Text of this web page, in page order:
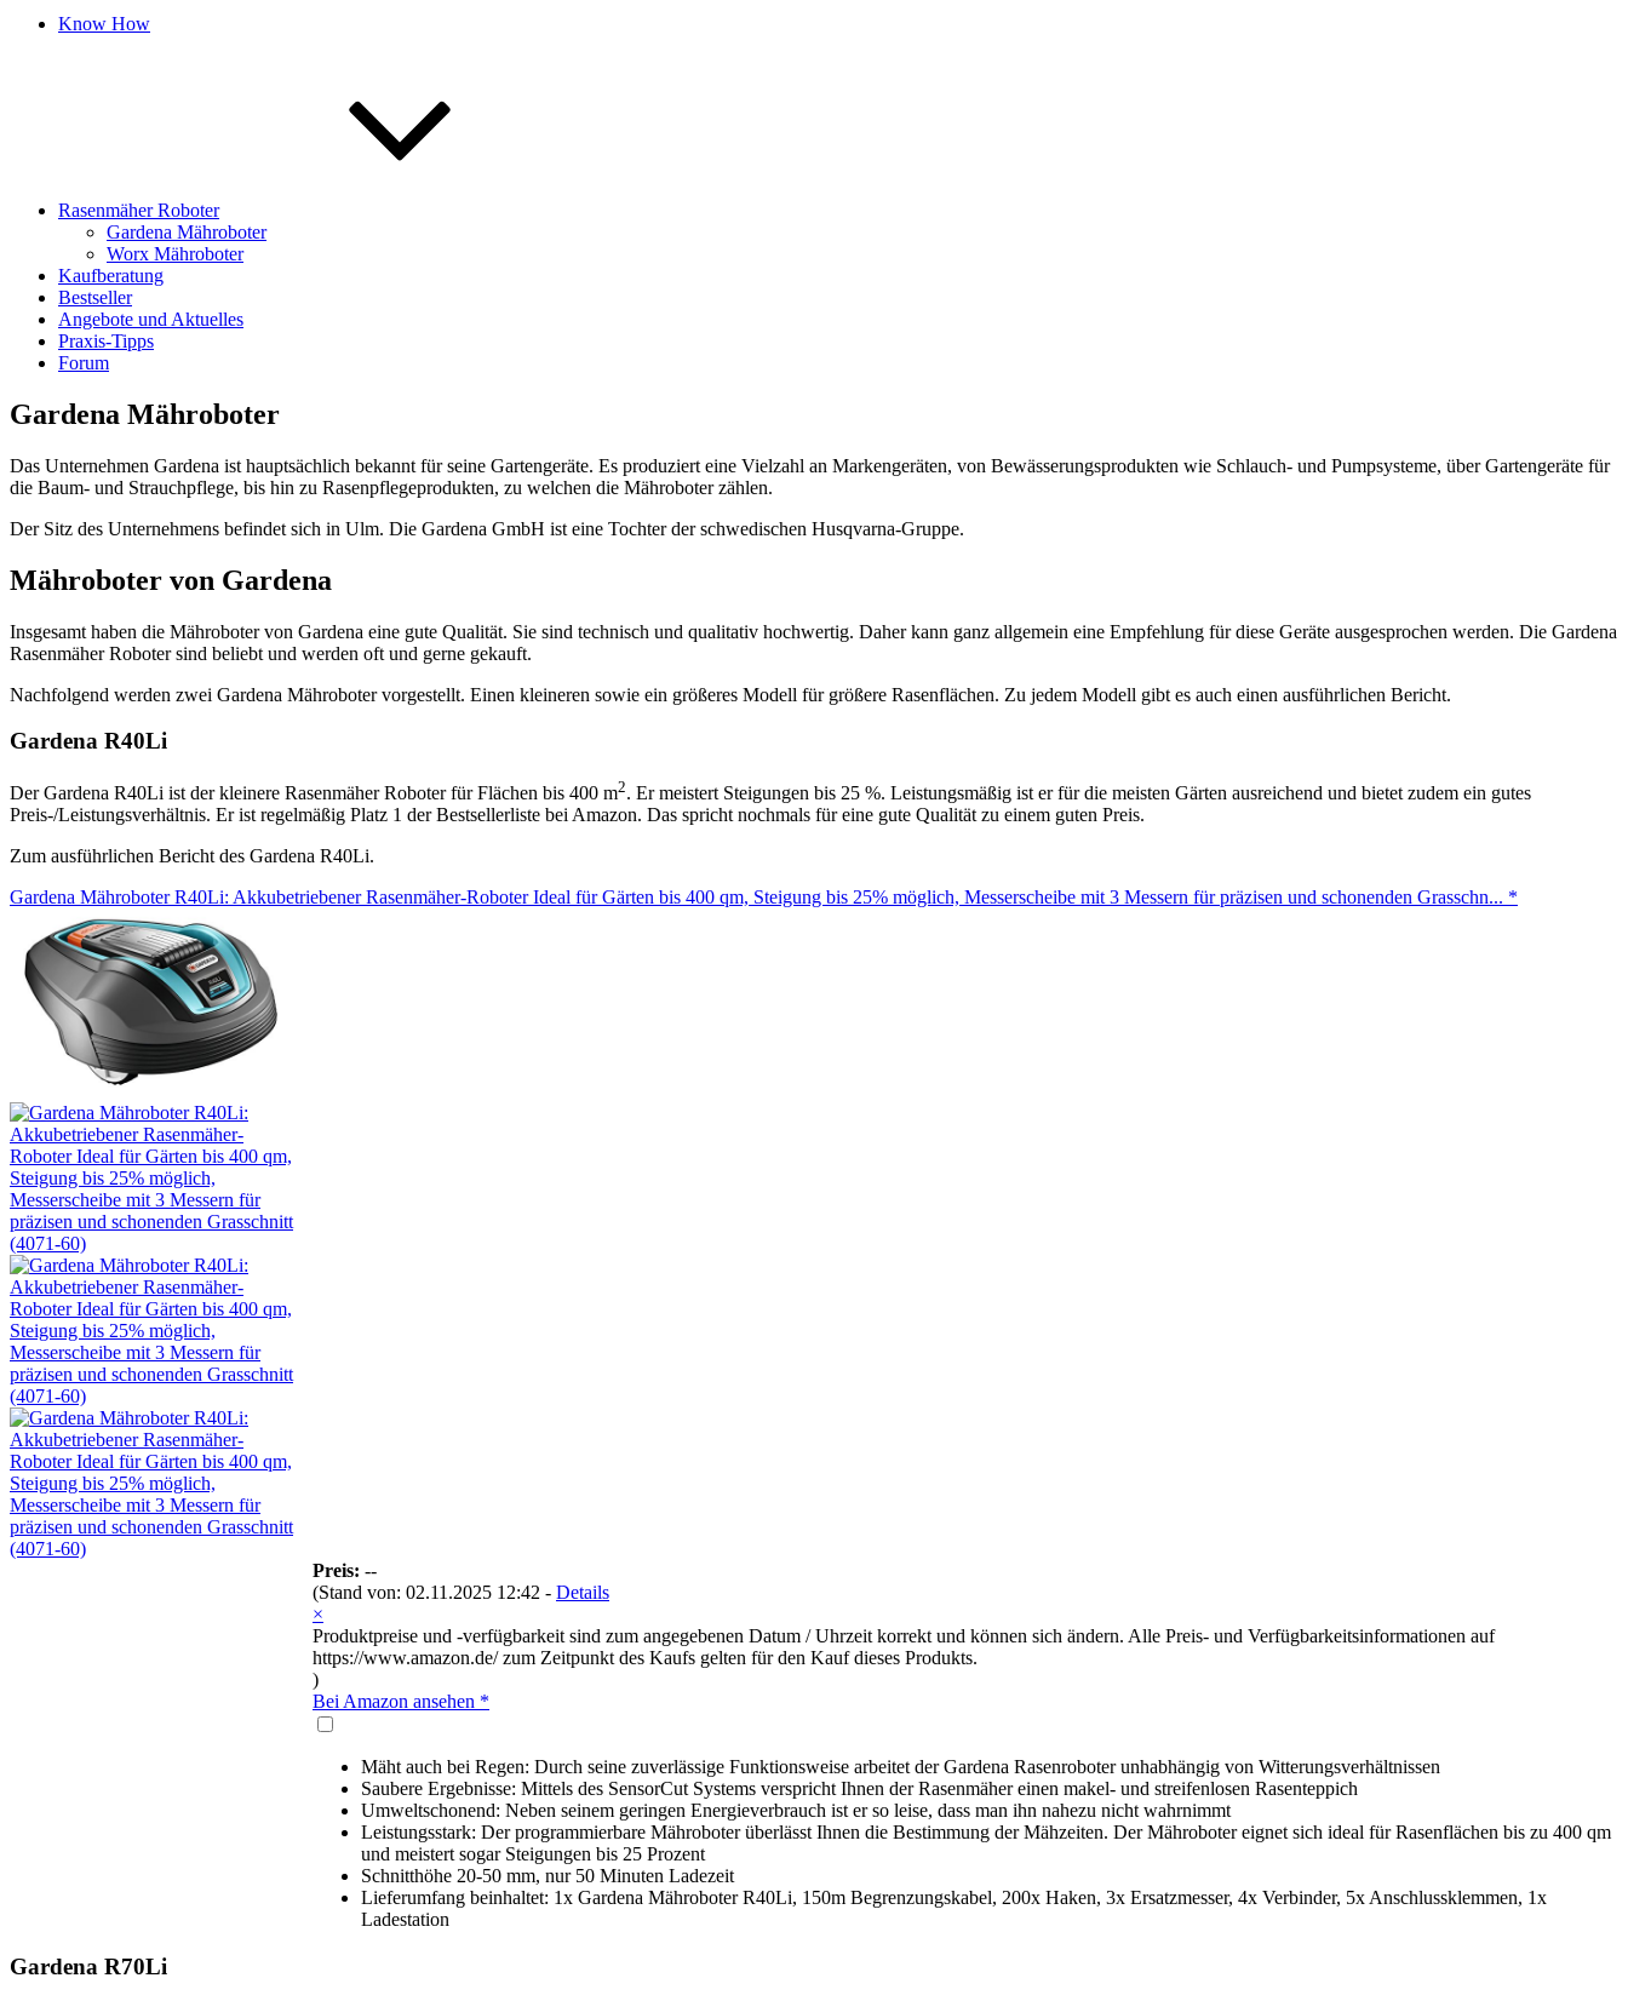
Know How
Rasenmäher Roboter
Gardena Mähroboter
Worx Mähroboter
Kaufberatung
Bestseller
Angebote und Aktuelles
Praxis-Tipps
Forum
Gardena Mähroboter
Das Unternehmen Gardena ist hauptsächlich bekannt für seine Gartengeräte. Es produziert eine Vielzahl an Markengeräten, von Bewässerungsprodukten wie Schlauch- und Pumpsysteme, über Gartengeräte für
die Baum- und Strauchpflege, bis hin zu Rasenpflegeprodukten, zu welchen die Mähroboter zählen.
Der Sitz des Unternehmens befindet sich in Ulm. Die Gardena GmbH ist eine Tochter der schwedischen Husqvarna-Gruppe.
Mähroboter von Gardena
Insgesamt haben die Mähroboter von Gardena eine gute Qualität. Sie sind technisch und qualitativ hochwertig. Daher kann ganz allgemein eine Empfehlung für diese Geräte ausgesprochen werden. Die Gardena
Rasenmäher Roboter sind beliebt und werden oft und gerne gekauft.
Nachfolgend werden zwei Gardena Mähroboter vorgestellt. Einen kleineren sowie ein größeres Modell für größere Rasenflächen. Zu jedem Modell gibt es auch einen ausführlichen Bericht.
Gardena R40Li
Der Gardena R40Li ist der kleinere Rasenmäher Roboter für Flächen bis 400 m2. Er meistert Steigungen bis 25 %. Leistungsmäßig ist er für die meisten Gärten ausreichend und bietet zudem ein gutes
Preis-/Leistungsverhältnis. Er ist regelmäßig Platz 1 der Bestsellerliste bei Amazon. Das spricht nochmals für eine gute Qualität zu einem guten Preis.
Zum ausführlichen Bericht des Gardena R40Li.
Gardena Mähroboter R40Li: Akkubetriebener Rasenmäher-Roboter Ideal für Gärten bis 400 qm, Steigung bis 25% möglich, Messerscheibe mit 3 Messern für präzisen und schonenden Grasschn... *
Preis: --
(Stand von: 02.11.2025 12:42 - Details
×
Produktpreise und -verfügbarkeit sind zum angegebenen Datum / Uhrzeit korrekt und können sich ändern. Alle Preis- und Verfügbarkeitsinformationen auf
https://www.amazon.de/ zum Zeitpunkt des Kaufs gelten für den Kauf dieses Produkts.
)
Bei Amazon ansehen *
Mäht auch bei Regen: Durch seine zuverlässige Funktionsweise arbeitet der Gardena Rasenroboter unhabhängig von Witterungsverhältnissen
Saubere Ergebnisse: Mittels des SensorCut Systems verspricht Ihnen der Rasenmäher einen makel- und streifenlosen Rasenteppich
Umweltschonend: Neben seinem geringen Energieverbrauch ist er so leise, dass man ihn nahezu nicht wahrnimmt
Leistungsstark: Der programmierbare Mähroboter überlässt Ihnen die Bestimmung der Mähzeiten. Der Mähroboter eignet sich ideal für Rasenflächen bis zu 400 qm
und meistert sogar Steigungen bis 25 Prozent
Schnitthöhe 20-50 mm, nur 50 Minuten Ladezeit
Lieferumfang beinhaltet: 1x Gardena Mähroboter R40Li, 150m Begrenzungskabel, 200x Haken, 3x Ersatzmesser, 4x Verbinder, 5x Anschlussklemmen, 1x
Ladestation
Gardena R70Li